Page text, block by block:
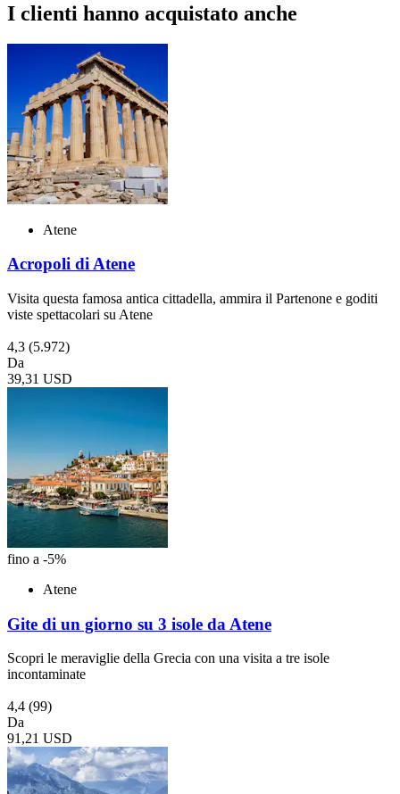
I clienti hanno acquistato anche
Atene
Acropoli di Atene
Visita questa famosa antica cittadella, ammira il Partenone e goditi
viste spettacolari su Atene
4,3 (5.972)
Da
39,31 USD
fino a -5%
Atene
Gite di un giorno su 3 isole da Atene
Scopri le meraviglie della Grecia con una visita a tre isole
incontaminate
4,4 (99)
Da
91,21 USD